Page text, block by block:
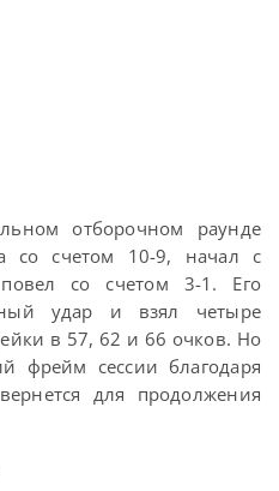
отборочном раунде
со счетом 10-9, начал с
со счетом 3-1. Его
удар и взял четыре
в 57, 62 и 66 очков. Но
фрейм сессии благодаря
для продолжения